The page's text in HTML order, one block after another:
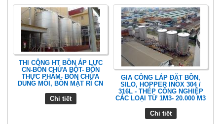
THI CÔNG HT BỒN ÁP LỰC
CN-BỒN CHỨA BỘT- BỒN
THỰC PHẨM- BỒN CHỨA
DUNG MÔI, BỒN MẬT RĨ CN
Chi tiết
GIA CÔNG LẮP ĐẶT BỒN,
SILO, HOPPER INOX 304 /
316L - THÉP CÔNG NGHIỆP
CÁC LOẠI TỪ 1M3- 20.000 M3
Chi tiết